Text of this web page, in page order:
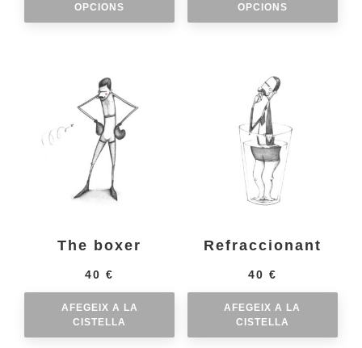
OPCIONS
OPCIONS
The boxer
40€
AFEGEIX A LA
CISTELLA
Refraccionant
40 €
AFEGEIX A LA
CISTELLA